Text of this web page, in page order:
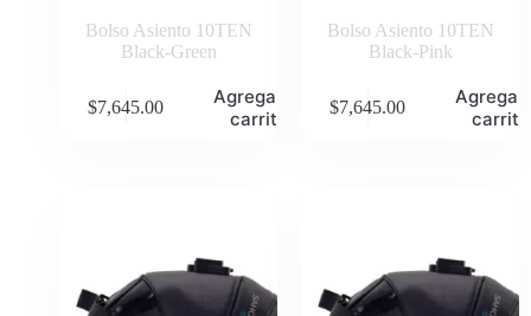
Bolso Asiento 10TEN
Black-Green
$7,645.00
Agregar al
carrito
Bolso Asiento 10TEN
Black-Pink
$7,645.00
Agregar
carrito